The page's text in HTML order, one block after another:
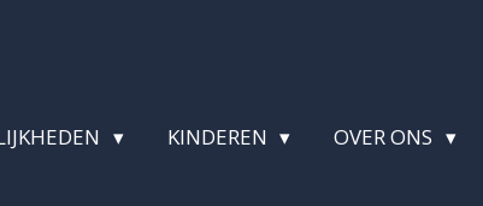
KINDEREN OVER ONS